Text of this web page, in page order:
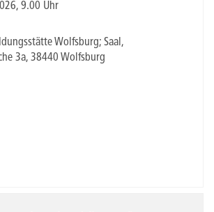
9.00 Uhr
Wolfsburg; Saal,
3a, 38440 Wolfsburg